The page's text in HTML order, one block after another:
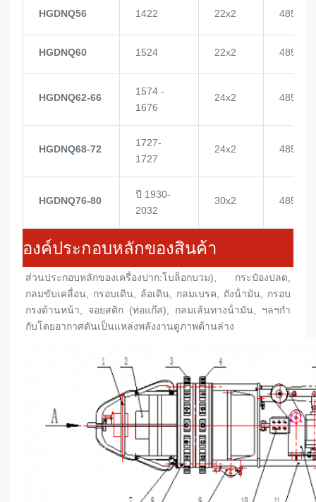
HGDNQ56 1422 22x2 4855
HGDNQ60 1524 22x2 4855
HGDNQ62-66
1574 -
1676
24x2 4855
HGDNQ68-72
1727-
1727
24x2 4855
HGDNQ76-80
ปี 1930-
2032
30x2 4855
องค์ประกอบหลักของสินค้า
ส่วนประกอบหลักของเครื่องปาก:โบล็อกบวม), กระป๋องปลด,
กลมขับเคลื่อน, กรอบเดิน, ล้อเดิน, กลมเบรค, ถังน้ํามัน, กรอบ
กรงด้านหน้า, จอยสติก (ท่อแก๊ส), กลมเส้นทางน้ํามัน, ฯลฯกํา
กับโดยอากาศดันเป็นแหล่งพลังงานดูภาพด้านล่าง